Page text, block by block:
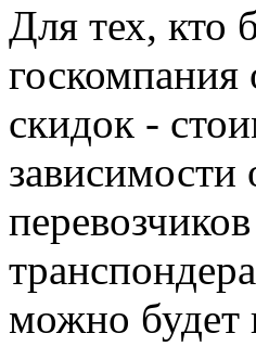
Для тех, кто
госкомпания
скидок -
зависимости
можно будет